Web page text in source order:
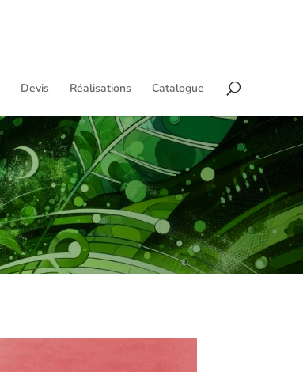
Devis Réalisations Catalogue